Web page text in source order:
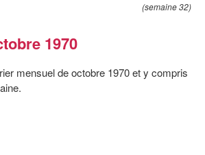
(semaine 32)
1970
mensuel de octobre 1970 et y compris